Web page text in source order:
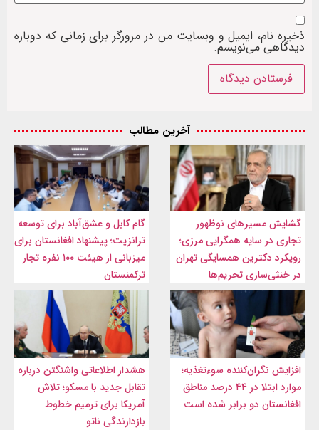
ذخیره نام، ایمیل و وبسایت من در مرورگر برای زمانی که دوباره
دیدگاهی می‌نویسم.
آخرین مطالب
گشایش مسیرهای نوظهور
تجاری در سایه همگرایی مرزی؛
رویکرد دکترین همسایگی تهران
در خنثی‌سازی تحریم‌ها
گام کابل و عشق‌آباد برای توسعه
ترانزیت؛ پیشنهاد افغانستان برای
میزبانی از هیئت ۱۰۰ نفره تجار
ترکمنستان
افزایش نگران‌کننده سوءتغذیه؛
موارد ابتلا در ۴۴ درصد مناطق
افغانستان دو برابر شده است
هشدار اطلاعاتی واشنگتن درباره
تقابل جدید با مسکو؛ تلاش
آمریکا برای ترمیم خطوط
بازدارندگی ناتو